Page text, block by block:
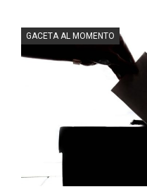
GACETA AL MOMENTO